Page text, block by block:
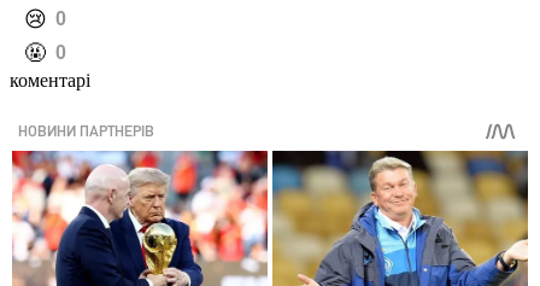
️😢 0
️🤬 0
коментарі